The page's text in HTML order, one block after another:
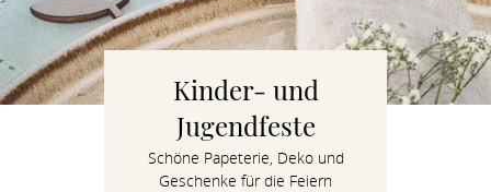
Kinder- und
Jugendfeste
Schöne Papeterie, Deko und
Geschenke für die Feiern